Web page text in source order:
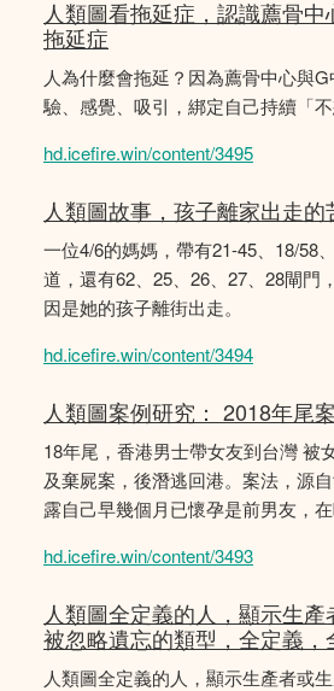
人類圖看拖延症，認識薦骨
拖延症
人為什麼會拖延？因為薦骨中心與
驗、感覺、吸引，綁定自己持續「不
hd.icefire.win/content/3495
人類圖故事，孩子離家出走的
一位4/6的媽媽，帶有21-45、18/58
道，還有62、25、26、27、28閘門
因是她的孩子離街出走。
hd.icefire.win/content/3494
人類圖案例研究： 2018年尾
18年尾，香港男士帶女友到台灣 被
及棄屍案，後潛逃回港。案法，源
露自己早幾個月已懷孕是前男友，在
hd.icefire.win/content/3493
人類圖全定義的人，顯示生產
被忽略遺忘的類型，全定義，
人類圖全定義的人，顯示生產者或